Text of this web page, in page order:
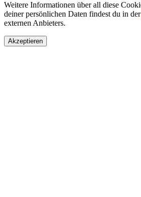
Weitere Informationen über all diese
deiner persönlichen Daten findest du in der
externen Anbieters.
Akzeptieren